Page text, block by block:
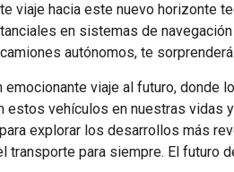
viaje hacia este nuevo horizonte
en sistemas de
autónomos, te
emocionante viaje al futuro,
estos vehículos en nuestras vidas
explorar los desarrollos más
transporte para siempre. El futuro